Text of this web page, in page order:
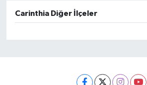
Carinthia Diğer İlçeler